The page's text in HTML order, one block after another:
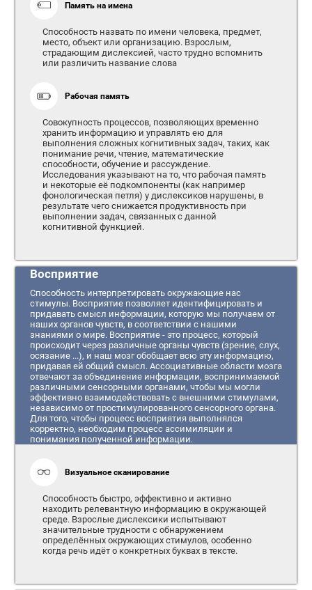
Память на имена
Способность назвать по имени человека, предмет,
место, объект или организацию. Взрослым,
страдающим дислексией, часто трудно вспомнить
или различить название слова
Рабочая память
Совокупность процессов, позволяющих временно
хранить информацию и управлять ею для
выполнения сложных когнитивных задач, таких, как
понимание речи, чтение, математические
способности, обучение и рассуждение.
Исследования указывают на то, что рабочая память
и некоторые её подкомпоненты (как например
фонологическая петля) у дислексиков нарушены, в
результате чего снижается продуктивность при
выполнении задач, связанных с данной
когнитивной функцией.
Восприятие
Способность интерпретировать окружающие нас
стимулы. Восприятие позволяет идентифицировать и
придавать смысл информации, которую мы получаем от
наших органов чувств, в соответствии с нашими
знаниями о мире. Восприятие - это процесс, который
происходит через различные органы чувств (зрение, слух,
осязание ...), и наш мозг обобщает всю эту информацию,
придавая ей общий смысл. Ассоциативные области мозга
отвечают за объединение информации, воспринимаемой
различными сенсорными органами, чтобы мы могли
эффективно взаимодействовать с внешними стимулами,
независимо от простимулированного сенсорного органа.
Для того, чтобы процесс восприятия выполнялся
корректно, необходим процесс ассимиляции и
понимания полученной информации.
Визуальное сканирование
Способность быстро, эффективно и активно
находить релевантную информацию в окружающей
среде. Взрослые дислексики испытывают
значительные трудности с обнаружением
определённых окружающих стимулов, особенно
когда речь идёт о конкретных буквах в тексте.